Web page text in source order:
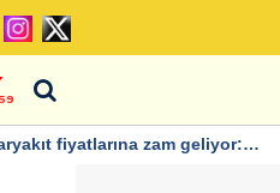
fiyatlarına zam geliyor: